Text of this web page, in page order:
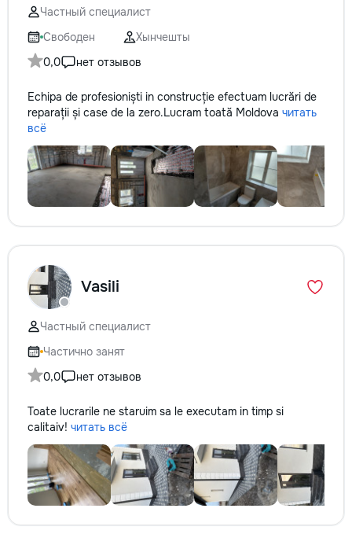
Частный специалист
Свободен
Хынчешты
0,0
нет отзывов
Echipa de profesioniști in construcție efectuam lucrări de
reparații și case de la zero.Lucram toată Moldova читать
всё
Vasili
Частный специалист
Частично занят
0,0
нет отзывов
Toate lucrarile ne staruim sa le executam in timp si
calitaiv! читать всё